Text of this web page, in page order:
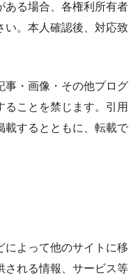
ある場合、各権利所有者
い。本人確認後、対応致
事・画像・その他プログ
ことを禁じます。引用
載するとともに、転載で
によって他のサイトに移
される情報、サービス等